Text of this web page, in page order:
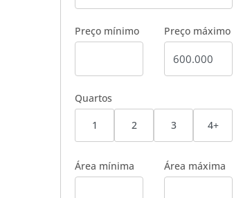
Preço mínimo Preço máximo
Quartos
1 2 3 4+
Área mínima Área máxima